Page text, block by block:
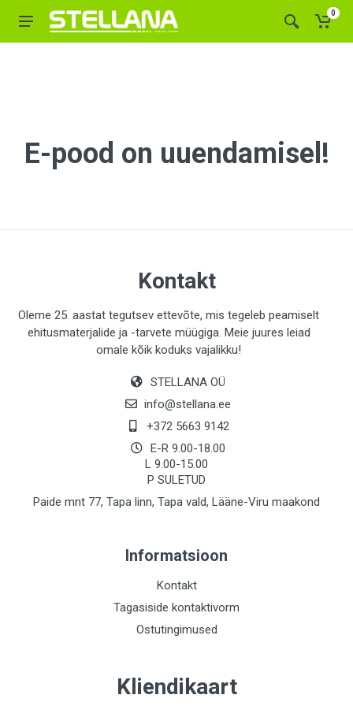
0
E-pood on uuendamisel!
Kontakt
Oleme 25. aastat tegutsev ettevõte, mis tegeleb peamiselt
ehitusmaterjalide ja -tarvete müügiga. Meie juures leiad
omale kõik koduks vajalikku!
STELLANA OÜ
info@stellana.ee
+372 5663 9142
E-R 9.00-18.00
L 9.00-15.00
P SULETUD
Paide mnt 77, Tapa linn, Tapa vald, Lääne-Viru maakond
Informatsioon
Kontakt
Tagasiside kontaktivorm
Ostutingimused
Kliendikaart